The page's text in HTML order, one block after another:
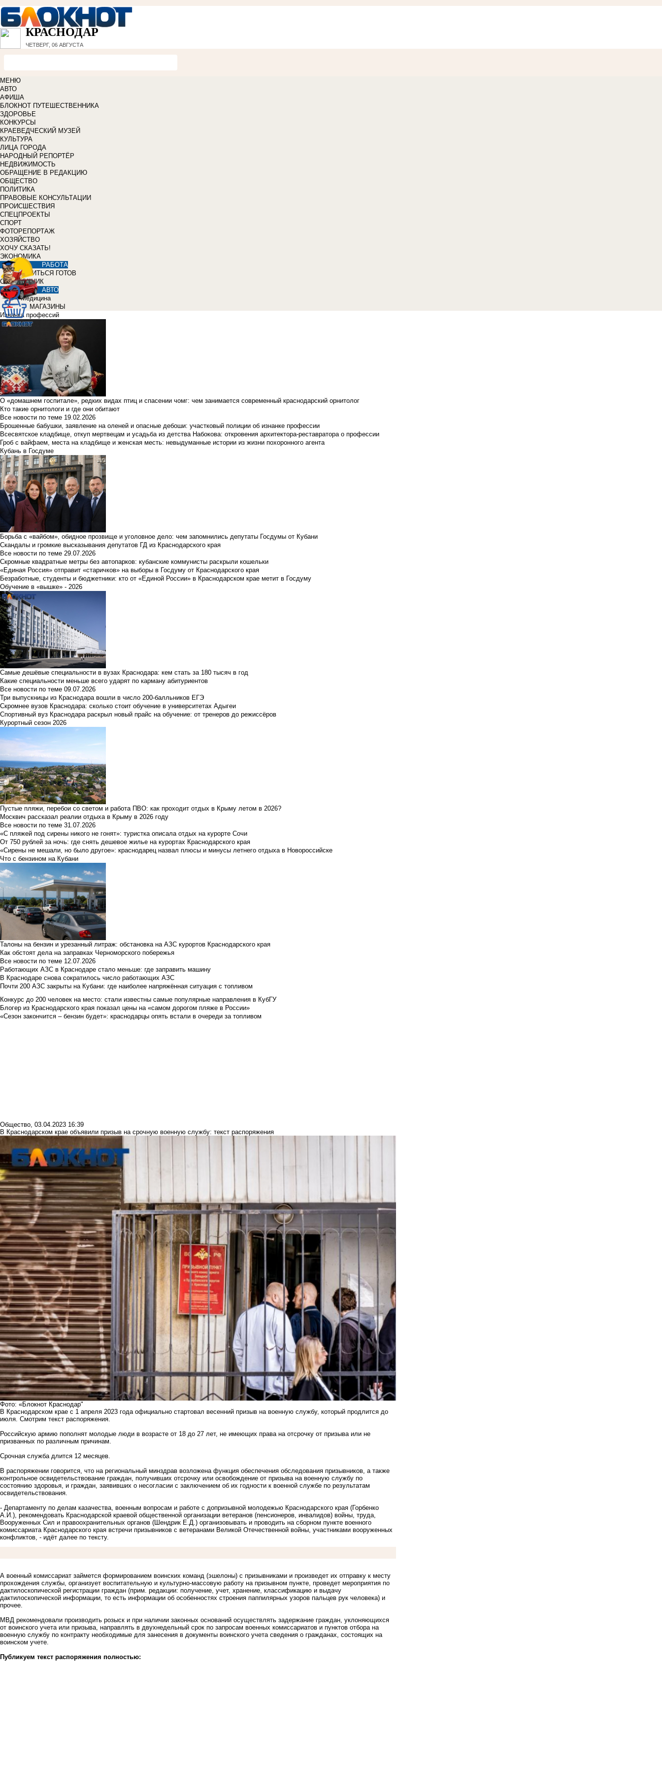
КРАСНОДАР
ЧЕТВЕРГ, 06 АВГУСТА
МЕНЮ
АВТО
АФИША
БЛОКНОТ ПУТЕШЕСТВЕННИКА
ЗДОРОВЬЕ
КОНКУРСЫ
КРАЕВЕДЧЕСКИЙ МУЗЕЙ
КУЛЬТУРА
ЛИЦА ГОРОДА
НАРОДНЫЙ РЕПОРТЁР
НЕДВИЖИМОСТЬ
ОБРАЩЕНИЕ В РЕДАКЦИЮ
ОБЩЕСТВО
ПОЛИТИКА
ПРАВОВЫЕ КОНСУЛЬТАЦИИ
ПРОИСШЕСТВИЯ
СПЕЦПРОЕКТЫ
СПОРТ
ФОТОРЕПОРТАЖ
ХОЗЯЙСТВО
ХОЧУ СКАЗАТЬ!
ЭКОНОМИКА
РАБОТА
УЧИТЬСЯ ГОТОВ
СПРАВОЧНИК
АВТО
Медицина
МАГАЗИНЫ
Изнанка профессий
О «домашнем госпитале», редких видах птиц и спасении чомг: чем занимается современный краснодарский орнитолог
Кто такие орнитологи и где они обитают
Все новости по теме 19.02.2026
Брошенные бабушки, заявление на оленей и опасные дебоши: участковый полиции об изнанке профессии
Всесвятское кладбище, откуп мертвецам и усадьба из детства Набокова: откровения архитектора-реставратора о профессии
Гроб с вайфаем, места на кладбище и женская месть: невыдуманные истории из жизни похоронного агента
Кубань в Госдуме
Борьба с «вайбом», обидное прозвище и уголовное дело: чем запомнились депутаты Госдумы от Кубани
Скандалы и громкие высказывания депутатов ГД из Краснодарского края
Все новости по теме 29.07.2026
Скромные квадратные метры без автопарков: кубанские коммунисты раскрыли кошельки
«Единая Россия» отправит «старичков» на выборы в Госдуму от Краснодарского края
Безработные, студенты и бюджетники: кто от «Единой России» в Краснодарском крае метит в Госдуму
Обучение в «вышке» - 2026
Самые дешёвые специальности в вузах Краснодара: кем стать за 180 тысяч в год
Какие специальности меньше всего ударят по карману абитуриентов
Все новости по теме 09.07.2026
Три выпускницы из Краснодара вошли в число 200-балльников ЕГЭ
Скромнее вузов Краснодара: сколько стоит обучение в университетах Адыгеи
Спортивный вуз Краснодара раскрыл новый прайс на обучение: от тренеров до режиссёров
Курортный сезон 2026
Пустые пляжи, перебои со светом и работа ПВО: как проходит отдых в Крыму летом в 2026?
Москвич рассказал реалии отдыха в Крыму в 2026 году
Все новости по теме 31.07.2026
«С пляжей под сирены никого не гонят»: туристка описала отдых на курорте Сочи
От 750 рублей за ночь: где снять дешевое жилье на курортах Краснодарского края
«Сирены не мешали, но было другое»: краснодарец назвал плюсы и минусы летнего отдыха в Новороссийске
Что с бензином на Кубани
Талоны на бензин и урезанный литраж: обстановка на АЗС курортов Краснодарского края
Как обстоят дела на заправках Черноморского побережья
Все новости по теме 12.07.2026
Работающих АЗС в Краснодаре стало меньше: где заправить машину
В Краснодаре снова сократилось число работающих АЗС
Почти 200 АЗС закрыты на Кубани: где наиболее напряжённая ситуация с топливом
Конкурс до 200 человек на место: стали известны самые популярные направления в КубГУ
Блогер из Краснодарского края показал цены на «самом дорогом пляже в России»
«Сезон закончится – бензин будет»: краснодарцы опять встали в очереди за топливом
Общество, 03.04.2023 16:39
В Краснодарском крае объявили призыв на срочную военную службу: текст распоряжения
Фото: «Блокнот Краснодар"
В Краснодарском крае с 1 апреля 2023 года официально стартовал весенний призыв на военную службу, который продлится до
июля. Смотрим текст распоряжения.
Российскую армию пополнят молодые люди в возрасте от 18 до 27 лет, не имеющих права на отсрочку от призыва или не
призванных по различным причинам.
Срочная служба длится 12 месяцев.
В распоряжении говорится, что на региональный минздрав возложена функция обеспечения обследования призывников, а также
контрольное освидетельствование граждан, получивших отсрочку или освобождение от призыва на военную службу по
состоянию здоровья, и граждан, заявивших о несогласии с заключением об их годности к военной службе по результатам
освидетельствования.
- Департаменту по делам казачества, военным вопросам и работе с допризывной молодежью Краснодарского края (Горбенко
А.И.), рекомендовать Краснодарской краевой общественной организации ветеранов (пенсионеров, инвалидов) войны, труда,
Вооруженных Сил и правоохранительных органов (Шендрик Е.Д.) организовывать и проводить на сборном пункте военного
комиссариата Краснодарского края встречи призывников с ветеранами Великой Отечественной войны, участниками вооруженных
конфликтов, - идёт далее по тексту.
А военный комиссариат займется формированием воинских команд (эшелоны) с призывниками и произведет их отправку к месту
прохождения службы, организует воспитательную и культурно-массовую работу на призывном пункте, проведет мероприятия по
дактилоскопической регистрации граждан (прим. редакции: получение, учет, хранение, классификацию и выдачу
дактилоскопической информации, то есть информации об особенностях строения паппилярных узоров пальцев рук человека) и
прочее.
МВД рекомендовали производить розыск и при наличии законных оснований осуществлять задержание граждан, уклоняющихся
от воинского учета или призыва, направлять в двухнедельный срок по запросам военных комиссариатов и пунктов отбора на
военную службу по контракту необходимые для занесения в документы воинского учета сведения о гражданах, состоящих на
воинском учете.
Публикуем текст распоряжения полностью: